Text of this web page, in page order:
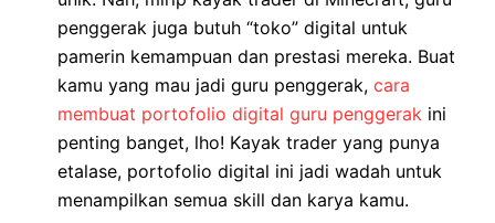
penggerak juga butuh “toko” digital untuk
pamerin kemampuan dan prestasi mereka. Buat
kamu yang mau jadi guru penggerak, cara
membuat portofolio digital guru penggerak ini
penting banget, lho! Kayak trader yang punya
etalase, portofolio digital ini jadi wadah untuk
menampilkan semua skill dan karya kamu.